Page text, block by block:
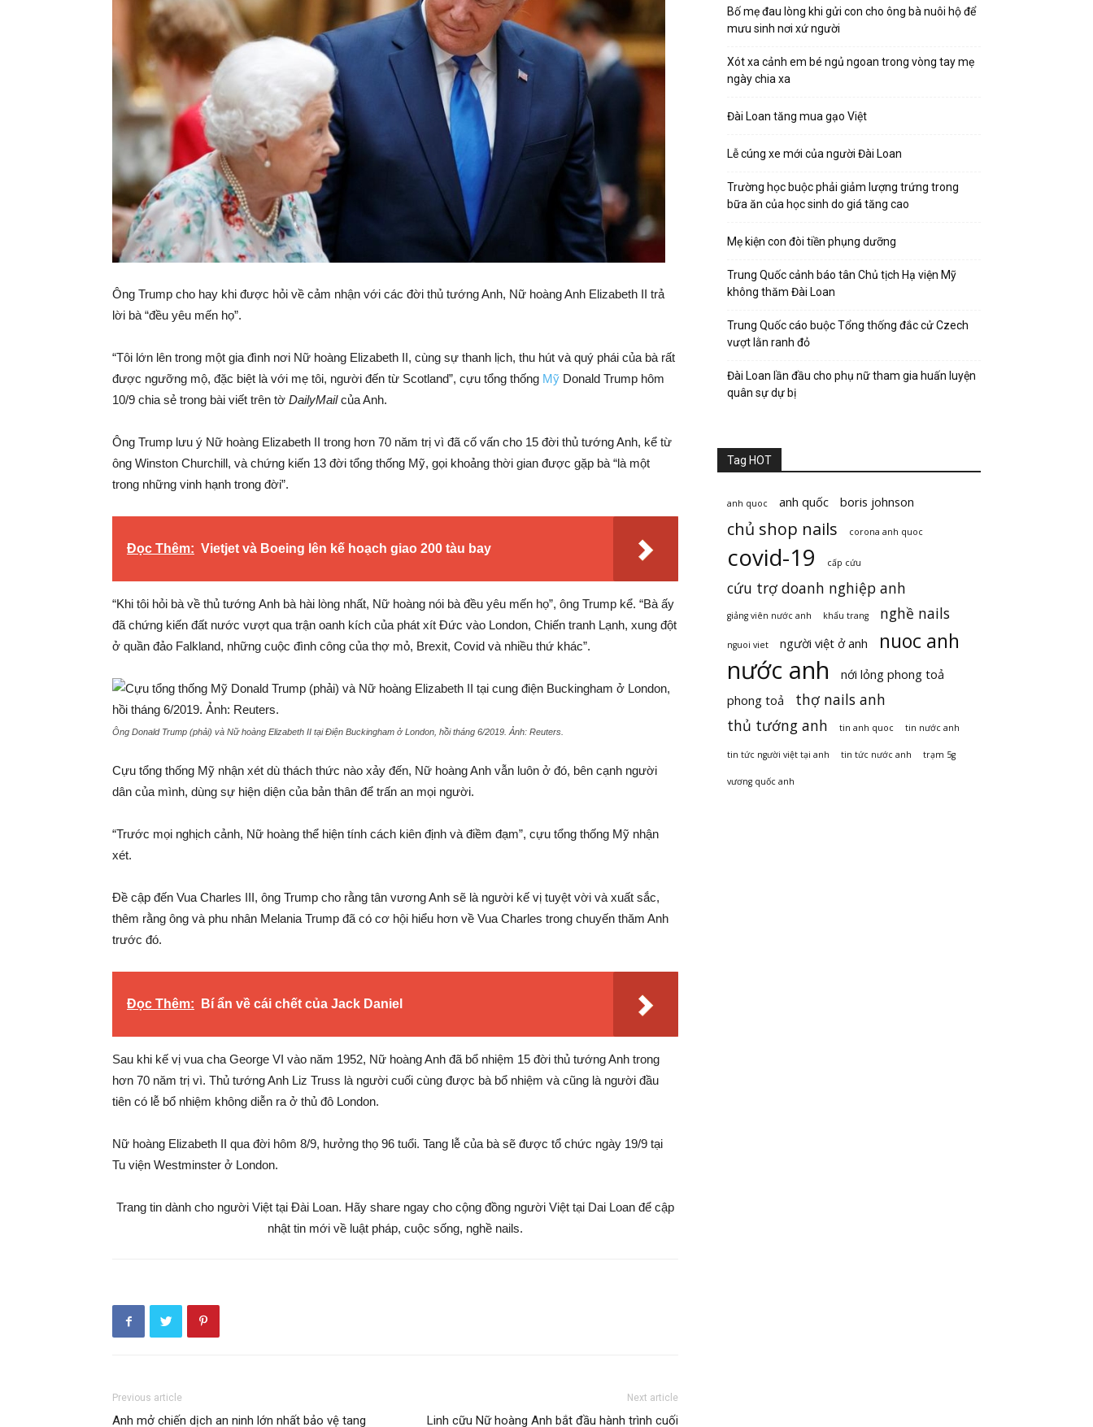
Ông Trump cho hay khi được hỏi về cảm nhận với các đời thủ tướng Anh, Nữ hoàng Anh Elizabeth II trả
lời bà “đều yêu mến họ”.
“Tôi lớn lên trong một gia đình nơi Nữ hoàng Elizabeth II, cùng sự thanh lịch, thu hút và quý phái của bà rất
được ngưỡng mộ, đặc biệt là với mẹ tôi, người đến từ Scotland”, cựu tổng thống Mỹ Donald Trump hôm
10/9 chia sẻ trong bài viết trên tờ DailyMailcủa Anh.
Ông Trump lưu ý Nữ hoàng Elizabeth II trong hơn 70 năm trị vì đã cố vấn cho 15 đời thủ tướng Anh, kể từ
ông Winston Churchill, và chứng kiến 13 đời tổng thống Mỹ, gọi khoảng thời gian được gặp bà “là một
trong những vinh hạnh trong đời”.
Đọc Thêm: Vietjet và Boeing lên kế hoạch giao 200 tàu bay
“Khi tôi hỏi bà về thủ tướng Anh bà hài lòng nhất, Nữ hoàng nói bà đều yêu mến họ”, ông Trump kể. “Bà ấy
đã chứng kiến đất nước vượt qua trận oanh kích của phát xít Đức vào London, Chiến tranh Lạnh, xung đột
ở quần đảo Falkland, những cuộc đình công của thợ mỏ, Brexit, Covid và nhiều thứ khác”.
Ông Donald Trump (phải) và Nữ hoàng Elizabeth II tại Điện Buckingham ở London, hồi tháng 6/2019. Ảnh: Reuters.
Cựu tổng thống Mỹ nhận xét dù thách thức nào xảy đến, Nữ hoàng Anh vẫn luôn ở đó, bên cạnh người
dân của mình, dùng sự hiện diện của bản thân để trấn an mọi người.
“Trước mọi nghịch cảnh, Nữ hoàng thể hiện tính cách kiên định và điềm đạm”, cựu tổng thống Mỹ nhận
xét.
Đề cập đến Vua Charles III, ông Trump cho rằng tân vương Anh sẽ là người kế vị tuyệt vời và xuất sắc,
thêm rằng ông và phu nhân Melania Trump đã có cơ hội hiểu hơn về Vua Charles trong chuyến thăm Anh
trước đó.
Đọc Thêm: Bí ẩn về cái chết của Jack Daniel
Sau khi kế vị vua cha George VI vào năm 1952, Nữ hoàng Anh đã bổ nhiệm 15 đời thủ tướng Anh trong
hơn 70 năm trị vì. Thủ tướng Anh Liz Truss là người cuối cùng được bà bổ nhiệm và cũng là người đầu
tiên có lễ bổ nhiệm không diễn ra ở thủ đô London.
Nữ hoàng Elizabeth II qua đời hôm 8/9, hưởng thọ 96 tuổi. Tang lễ của bà sẽ được tổ chức ngày 19/9 tại
Tu viện Westminster ở London.
Trang tin dành cho người Việt tại Đài Loan. Hãy share ngay cho cộng đồng người Việt tại Dai Loan để cập
nhật tin mới về luật pháp, cuộc sống, nghề nails.
Previous article
Anh mở chiến dịch an ninh lớn nhất bảo vệ tang
Next article
Linh cữu Nữ hoàng Anh bắt đầu hành trình cuối
Bố mẹ đau lòng khi gửi con cho ông bà nuôi hộ để
mưu sinh nơi xứ người
Xót xa cảnh em bé ngủ ngoan trong vòng tay mẹ
ngày chia xa
Đài Loan tăng mua gạo Việt
Lễ cúng xe mới của người Đài Loan
Trường học buộc phải giảm lượng trứng trong
bữa ăn của học sinh do giá tăng cao
Mẹ kiện con đòi tiền phụng dưỡng
Trung Quốc cảnh báo tân Chủ tịch Hạ viện Mỹ
không thăm Đài Loan
Trung Quốc cáo buộc Tổng thống đắc cử Czech
vượt lằn ranh đỏ
Đài Loan lần đầu cho phụ nữ tham gia huấn luyện
quân sự dự bị
Tag HOT
anh quoc anh quốc boris johnson
chủ shop nails corona anh quoc
covid-19 cấp cứu
cứu trợ doanh nghiệp anh
giảng viên nước anh khẩu trang nghề nails
nguoi viet người việt ở anh nuoc anh
nước anh
nới lỏng phong toả
phong toả
thợ nails anh
thủ tướng anh
tin anh quoc tin nước anh
tin tức người việt tại anh tin tức nước anh trạm 5g
vương quốc anh